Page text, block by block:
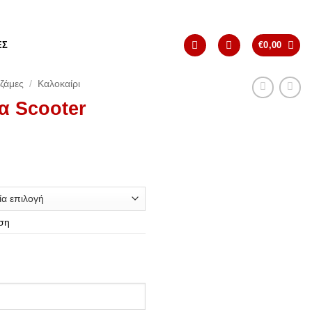
€0,00
/ Καλοκαίρι
Scooter